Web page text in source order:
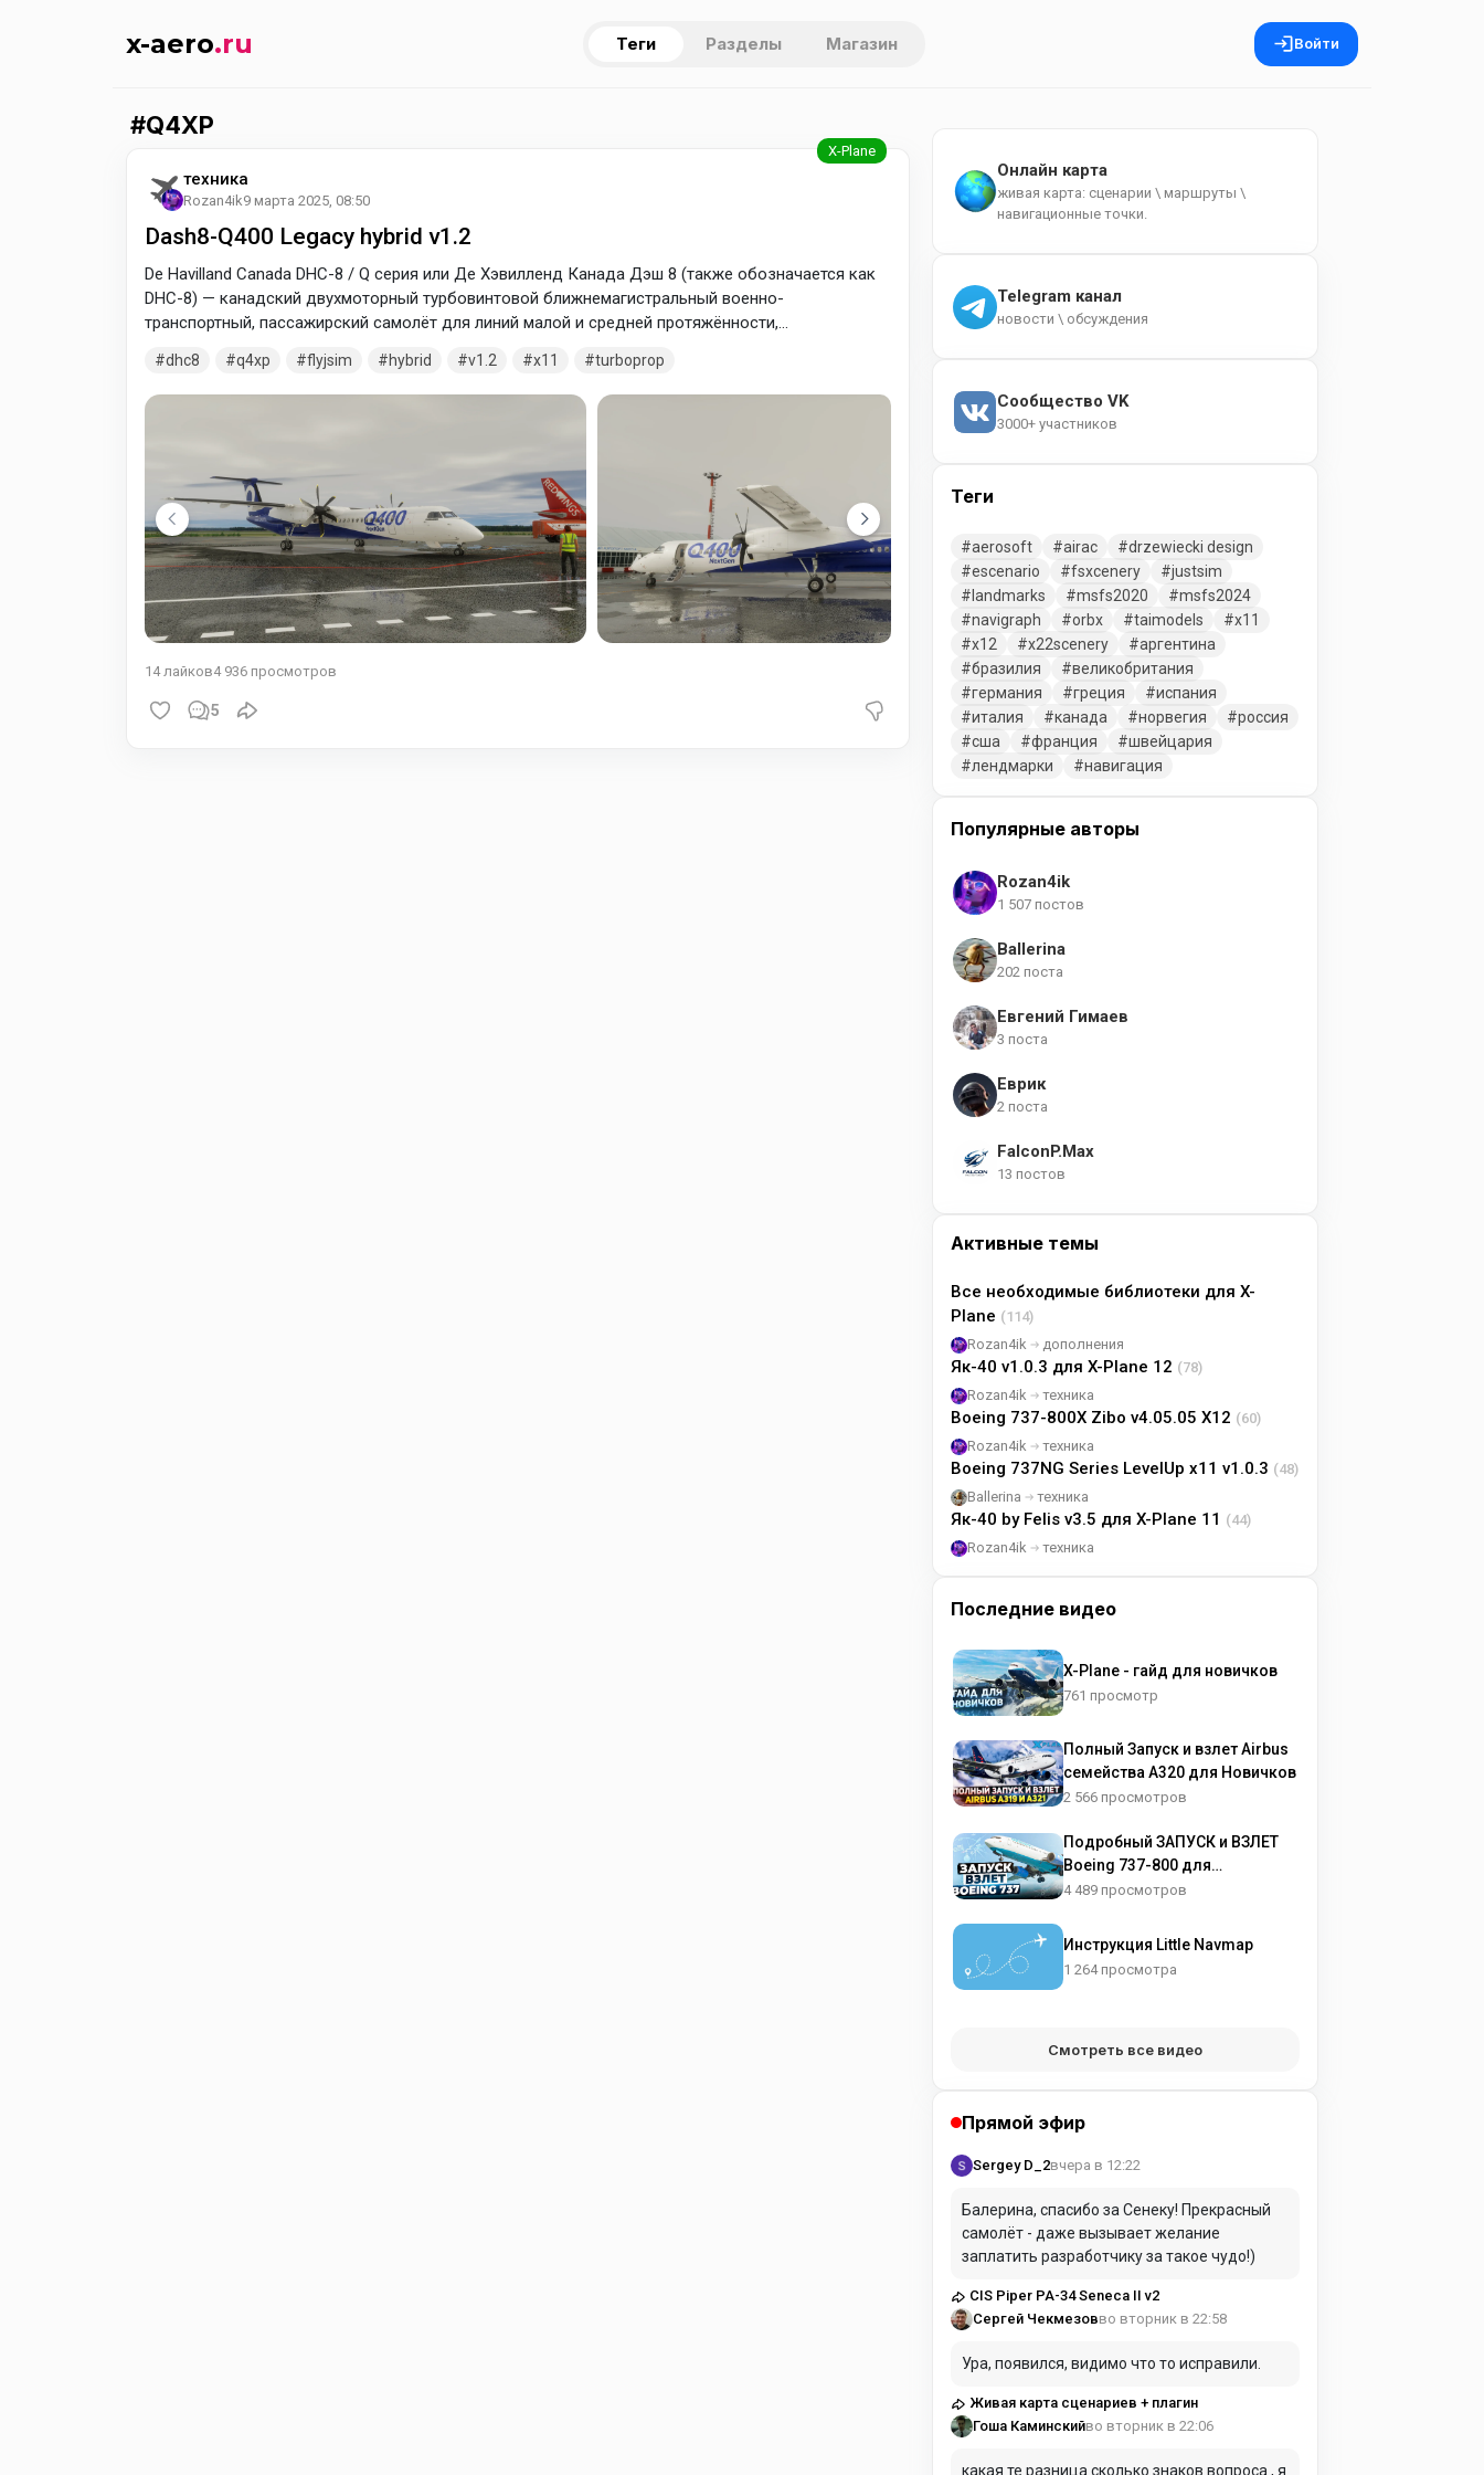
x-aero.ru Теги Разделы Магазин Войти
Q4XP
техника
Rozan4ik9 марта 2025, 08:50
Dash8-Q400 Legacy hybrid v1.2
De Havilland Canada DHC-8 / Q серия или Де Хэвилленд Канада Дэш 8 (также обозначается как
DHC-8) — канадский двухмоторный турбовинтовой ближнемагистральный военно-
транспортный, пассажирский самолёт для линий малой и средней протяжённости,
до 1992 года. С 1992 года по настоящее время Bombardier DHC-8 производится канадской
авиастроительной компанией Bombardier Aerospace, которая в 1992 году выкупила компанию
dhc8 q4xp flyjsim hybrid v1.2 x11 turboprop
14лайков4 936 просмотров
5
Онлайн карта
живая карта: сценарии \ маршруты \
навигационные точки.
Telegram канал
новости \ обсуждения
Сообщество VK
3000+ участников
Теги
aerosoft airac
drzewiecki design
escenario
fsxcenery
justsim
landmarks
msfs2020
msfs2024
navigraph
orbx taimodels
x11
x12
x22scenery
аргентина
бразилия
великобритания
германия
греция
испания
италия
канада норвегия
россия
сша
франция
швейцария
лендмарки
навигация
Популярные авторы
Rozan4ik
1 507 постов
Ballerina
202 поста
Евгений Гимаев
3 поста
Еврик
2 поста
FalconP.Max
13 постов
Активные темы
Все необходимые библиотеки для X-
Plane (114)
Rozan4ik
дополнения
Як-40 v1.0.3 для X-Plane 12 (78)
Rozan4ik
техника
Boeing 737-800X Zibo v4.05.05 X12 (60)
Rozan4ik
техника
Boeing 737NG Series LevelUp x11 v1.0.3 (48)
Ballerina
техника
Як-40 by Felis v3.5 для X-Plane 11 (44)
Rozan4ik
техника
Последние видео
X-Plane - гайд для новичков
761 просмотр
Полный Запуск и взлет Airbus
семейства A320 для Новичков
2 566 просмотров
Подробный ЗАПУСК и ВЗЛЕТ
Boeing 737-800 для
НОВИЧКОВ
4 489 просмотров
Инструкция Little Navmap
1 264 просмотра
Смотреть все видео
Прямой эфир
Sergey D_2вчера в 12:22
Балерина, спасибо за Сенеку! Прекрасный
самолёт - даже вызывает желание
заплатить разработчику за такое чудо!)
CIS Piper PA-34 Seneca II v2
Сергей Чекмезовво вторник в 22:58
Ура, появился, видимо что то исправили.
Живая карта сценариев + плагин
Гоша Каминскийво вторник в 22:06
какая те разница сколько знаков вопроса , я